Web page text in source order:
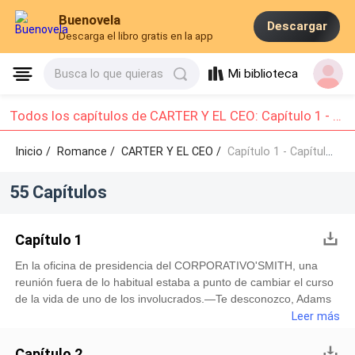
Buenovela
Descarga el libro gratis en la app
Descargar
Busca lo que quieras Mi biblioteca
Todos los capítulos de CARTER Y EL CEO: Capítulo 1 - Capítulo 10
Inicio / Romance/CARTER Y EL CEO / Capítulo 1 - Capítulo 10
55 Capítulos
Capítulo 1
En la oficina de presidencia del CORPORATIVO'SMITH, una
reunión fuera de lo habitual estaba a punto de cambiar el curso
de la vida de uno de los involucrados.—Te desconozco, Adams
Smith—dijo el señor Carlos Smith, su voz cargada de reproche
nuestra familia va a seguir siendo el foco de las revistas de
Leer más